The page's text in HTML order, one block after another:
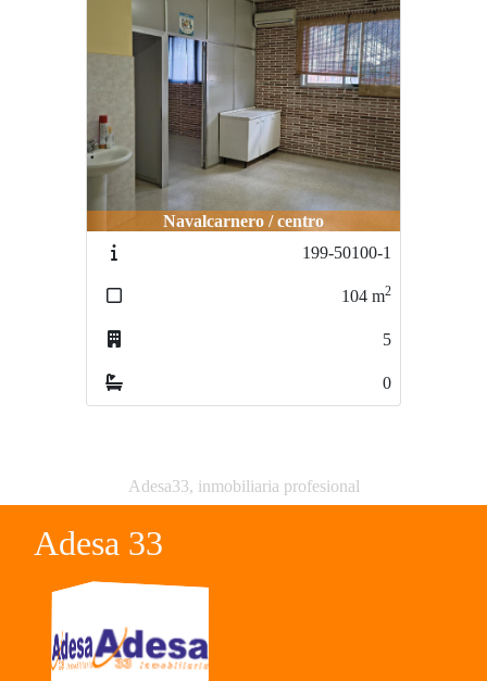
Navalcarnero / centro
199-50100-1
104 m2
5
0
Adesa33, inmobiliaria profesional
Adesa 33